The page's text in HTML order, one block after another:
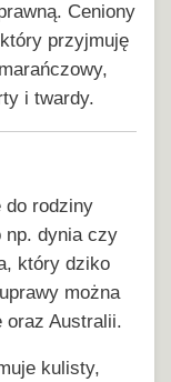
Ceniony
przyjmuję
i twardy.
do rodziny
np. dynia czy
który dziko
można
oraz Australii.
kulisty,